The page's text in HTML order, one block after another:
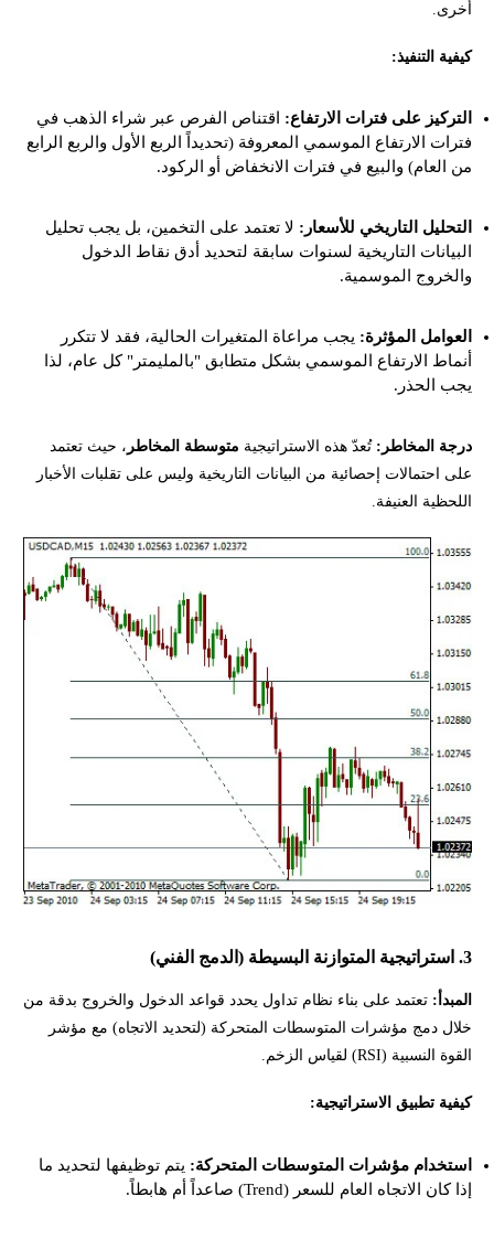
أخرى.
كيفية التنفيذ:
التركيز على فترات الارتفاع: اقتناص الفرص عبر شراء الذهب في
فترات الارتفاع الموسمي المعروفة (تحديداً الربع الأول والربع الرابع
من العام) والبيع في فترات الانخفاض أو الركود.
التحليل التاريخي للأسعار: لا تعتمد على التخمين، بل يجب تحليل
البيانات التاريخية لسنوات سابقة لتحديد أدق نقاط الدخول
والخروج الموسمية.
العوامل المؤثرة: يجب مراعاة المتغيرات الحالية، فقد لا تتكرر
أنماط الارتفاع الموسمي بشكل متطابق "بالمليمتر" كل عام، لذا
يجب الحذر.
درجة المخاطر: تُعدّ هذه الاستراتيجية متوسطة المخاطر ، حيث تعتمد
على احتمالات إحصائية من البيانات التاريخية وليس على تقلبات الأخبار
اللحظية العنيفة.
3. استراتيجية المتوازنة البسيطة (الدمج الفني)
المبدأ: تعتمد على بناء نظام تداول يحدد قواعد الدخول والخروج بدقة من
خلال دمج مؤشرات المتوسطات المتحركة (لتحديد الاتجاه) مع مؤشر
القوة النسبية (RSI) لقياس الزخم.
كيفية تطبيق الاستراتيجية:
استخدام مؤشرات المتوسطات المتحركة: يتم توظيفها لتحديد ما
إذا كان الاتجاه العام للسعر (Trend) صاعداً أم هابطاً.